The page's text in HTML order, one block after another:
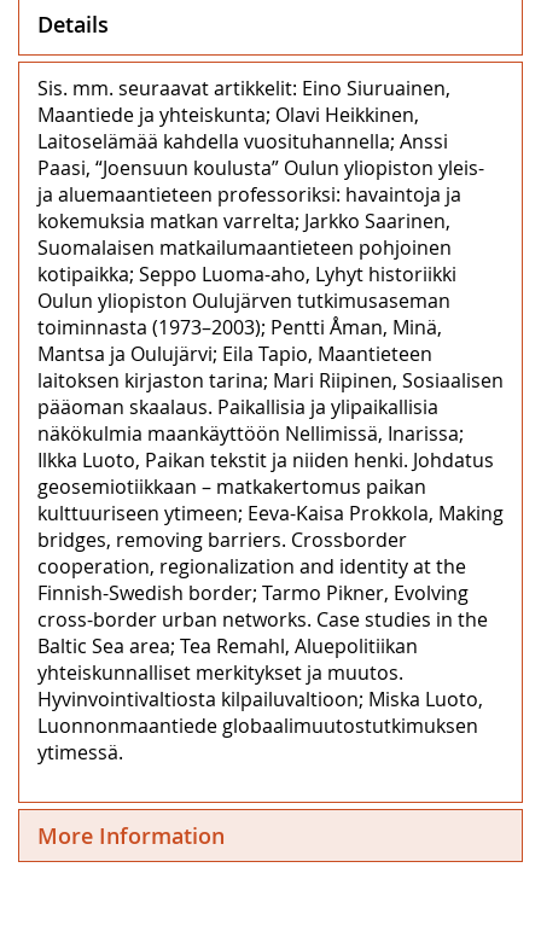
Details
Sis. mm. seuraavat artikkelit: Eino Siuruainen,
Maantiede ja yhteiskunta; Olavi Heikkinen,
Laitoselämää kahdella vuosituhannella; Anssi
Paasi, “Joensuun koulusta” Oulun yliopiston yleis-
ja aluemaantieteen professoriksi: havaintoja ja
kokemuksia matkan varrelta; Jarkko Saarinen,
Suomalaisen matkailumaantieteen pohjoinen
kotipaikka; Seppo Luoma-aho, Lyhyt historiikki
Oulun yliopiston Oulujärven tutkimusaseman
toiminnasta (1973–2003); Pentti Åman, Minä,
Mantsa ja Oulujärvi; Eila Tapio, Maantieteen
laitoksen kirjaston tarina; Mari Riipinen, Sosiaalisen
pääoman skaalaus. Paikallisia ja ylipaikallisia
näkökulmia maankäyttöön Nellimissä, Inarissa;
Ilkka Luoto, Paikan tekstit ja niiden henki. Johdatus
geosemiotiikkaan – matkakertomus paikan
kulttuuriseen ytimeen; Eeva-Kaisa Prokkola, Making
bridges, removing barriers. Crossborder
cooperation, regionalization and identity at the
Finnish-Swedish border; Tarmo Pikner, Evolving
cross-border urban networks. Case studies in the
Baltic Sea area; Tea Remahl, Aluepolitiikan
yhteiskunnalliset merkitykset ja muutos.
Hyvinvointivaltiosta kilpailuvaltioon; Miska Luoto,
Luonnonmaantiede globaalimuutostutkimuksen
ytimessä.
More Information